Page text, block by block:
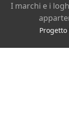
I marchi e i
Progetto